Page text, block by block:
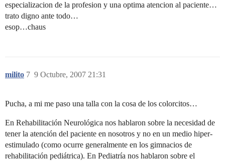
especializacion de la profesion y una optima atencion al paciente…
trato digno ante todo…
esop…chaus
milito 9 Octubre, 2007 21:31
7
Pucha, a mi me paso una talla con la cosa de los colorcitos…
En Rehabilitación Neurológica nos hablaron sobre la necesidad de
tener la atención del paciente en nosotros y no en un medio hiper-
estimulado (como ocurre generalmente en los gimnacios de
rehabilitación pediátrica). En Pediatría nos hablaron sobre el